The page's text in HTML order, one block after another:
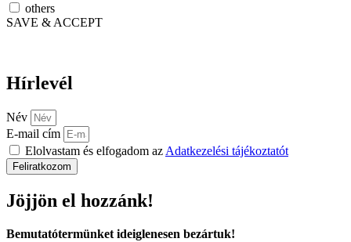
others
SAVE & ACCEPT
Hírlevél
Név
E-mail cím
Elolvastam és elfogadom az Adatkezelési tájékoztatót
Feliratkozom
Jöjjön el hozzánk!
Bemutatótermünket ideiglenesen bezártuk!